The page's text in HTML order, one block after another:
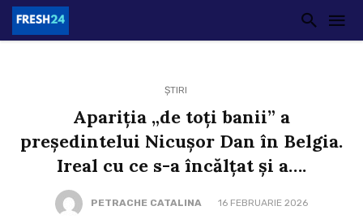
ȘTIRI
Apariția „de toți banii” a
președintelui Nicușor Dan în Belgia.
Ireal cu ce s-a încălțat și a….
PETRACHE CATALINA 16 FEBRUARIE 2026